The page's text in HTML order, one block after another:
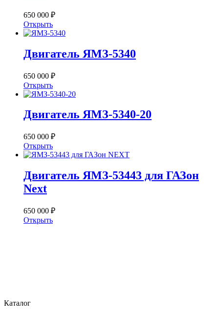
650 000 ₽
Открыть
Двигатель ЯМЗ-5340
650 000 ₽
Открыть
Двигатель ЯМЗ-5340-20
650 000 ₽
Открыть
Двигатель ЯМЗ-53443 для ГАЗон
Next
650 000 ₽
Открыть
Каталог